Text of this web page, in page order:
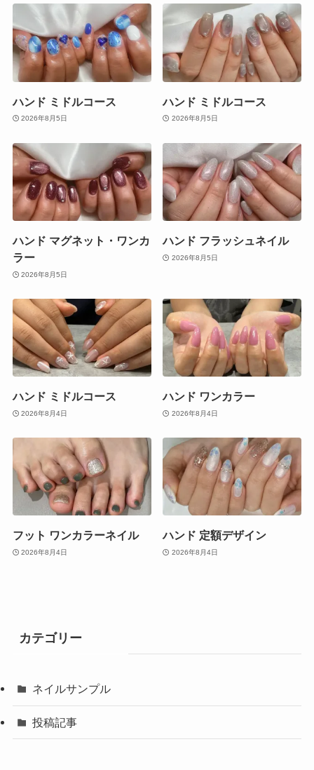
ハンド ミドルコース
2026年8月5日
ハンド ミドルコース
2026年8月5日
ハンド マグネット・ワンカ
ラー
2026年8月5日
ハンド フラッシュネイル
2026年8月5日
ハンド ミドルコース
2026年8月4日
ハンド ワンカラー
2026年8月4日
フット ワンカラーネイル
2026年8月4日
ハンド 定額デザイン
2026年8月4日
カテゴリー
ネイルサンプル
投稿記事